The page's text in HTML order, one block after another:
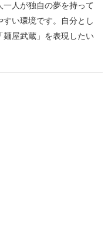
人が独自の夢を持って
い環境です。自分とし
麺屋武蔵」を表現したい